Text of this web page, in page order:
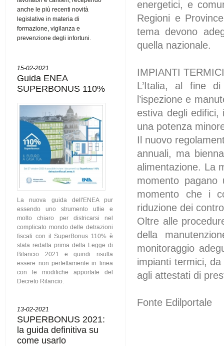
anche le più recenti novità
legislative in materia di
formazione, vigilanza e
prevenzione degli infortuni.
15-02-2021
Guida ENEA
SUPERBONUS 110%
La nuova guida dell'ENEA pur
essendo uno strumento utlie e
molto chiaro per districarsi nel
complicato mondo delle detrazioni
fiscali con il SuperBonus 110% è
stata redatta prima della Legge di
Bilancio 2021 e quindi risulta
essere non perfettamente in linea
con le modifiche apportate del
Decreto Rilancio.
13-02-2021
SUPERBONUS 2021:
la guida definitiva su
come usarlo
energetici, e
Regioni e
tema devono
quella nazionale.
IMPIANTI
L’Italia, al fine
l’ispezione e
estiva degli edifici,
una potenza
Il nuovo
annuali, ma
alimentazione. La
momento pagano
momento che i
riduzione dei
Oltre alle
della
monitoraggio
impianti termici,
agli attestati di
Fonte Edilportale